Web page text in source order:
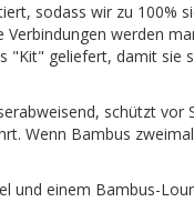
sodass wir zu 100%
werden
"Kit" geliefert, damit
schützt vor
Wenn Bambus
und einem Bambus-